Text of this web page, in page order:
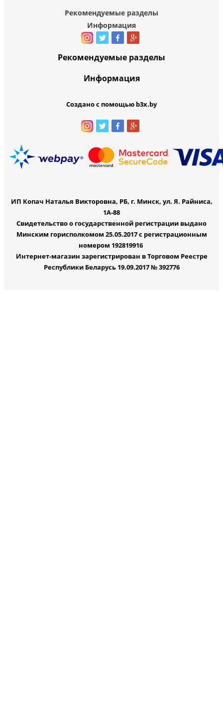
Рекомендуемые разделы
Информация
Рекомендуемые разделы
Информация
Создано с помощью b3x.by
ИП Копач Наталья Викторовна, РБ, г. Минск, ул. Я. Райниса,
1А-88
Свидетельство о государственной регистрации выдано
Минским горисполкомом 25.05.2017 с регистрационным
номером 192819916
Интернет-магазин зарегистрирован в Торговом Реестре
Республики Беларусь 19.09.2017 № 392776